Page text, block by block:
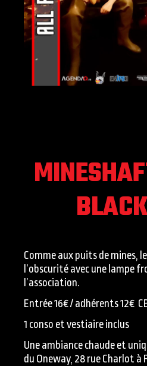
Comme aux puits de mines,
l’obscurité avec une lampe
l’association.
Entrée 16€ / adhérents 12€
1 conso et vestiaire inclus
Une ambiance chaude et
du Oneway, 28 rue Charlot à